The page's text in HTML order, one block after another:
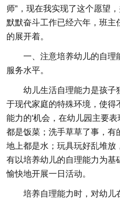
师”，现在我实现了这个愿望
默默奋斗工作已经六年，班主
的展开着。
一、注意培养幼儿的自理
服务水平。
幼儿生活自理能力是孩子
于现代家庭的特殊环境，使得
能力的'机会，在幼儿园主要
都是饭菜；洗手草草了事，有
地上都是水；玩具玩好乱堆放
有以培养幼儿的自理能力为基
愉快地开展一日活动。
培养自理能力时，对幼儿